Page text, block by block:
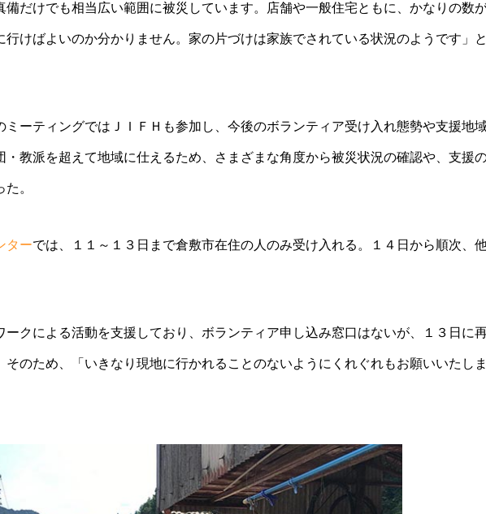
備だけでも相当広い範囲に被災しています。店舗や一般住宅ともに、かなりの数
行けばよいのか分かりません。家の片づけは家族でされている状況のようです」
ミーティングではＪＩＦＨも参加し、今後のボランティア受け入れ態勢や支援地域
教派を超えて地域に仕えるため、さまざまな角度から被災状況の確認や、支援
。
ターでは、１１～１３日まで倉敷市在住の人のみ受け入れる。１４日から順次、
ークによる活動を支援しており、ボランティア申し込み窓口はないが、１３日に
のため、「いきなり現地に行かれることのないようにくれぐれもお願いいたしま